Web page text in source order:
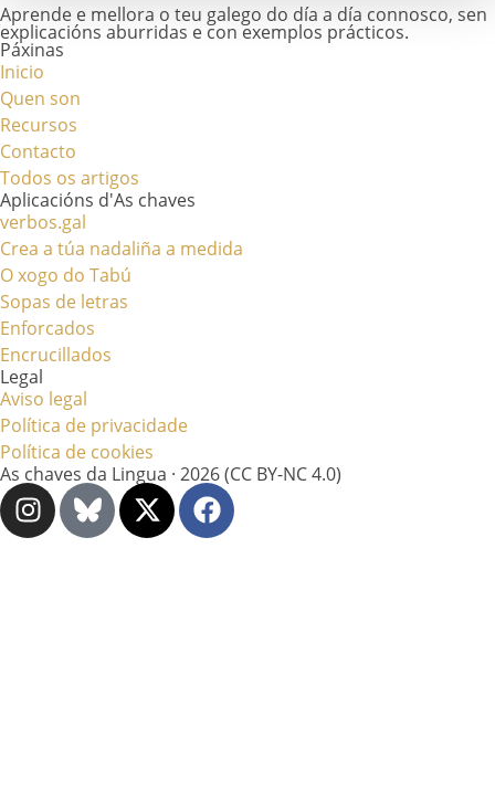
Aprende e mellora o teu galego do día a día connosco, sen
explicacións aburridas e con exemplos prácticos.
Páxinas
Inicio
Quen son
Recursos
Contacto
Todos os artigos
Aplicacións d'As chaves
verbos.gal
Crea a túa nadaliña a medida
O xogo do Tabú
Sopas de letras
Enforcados
Encrucillados
Legal
Aviso legal
Política de privacidade
Política de cookies
As chaves da Lingua · 2026 (CC BY-NC 4.0)